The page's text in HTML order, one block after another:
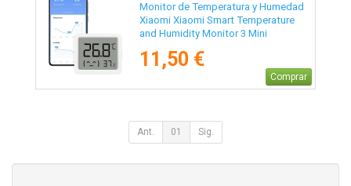
Monitor de Temperatura y Humedad
Xiaomi Xiaomi Smart Temperature
and Humidity Monitor 3 Mini
11,50 €
Comprar
Ant. 01 Sig.